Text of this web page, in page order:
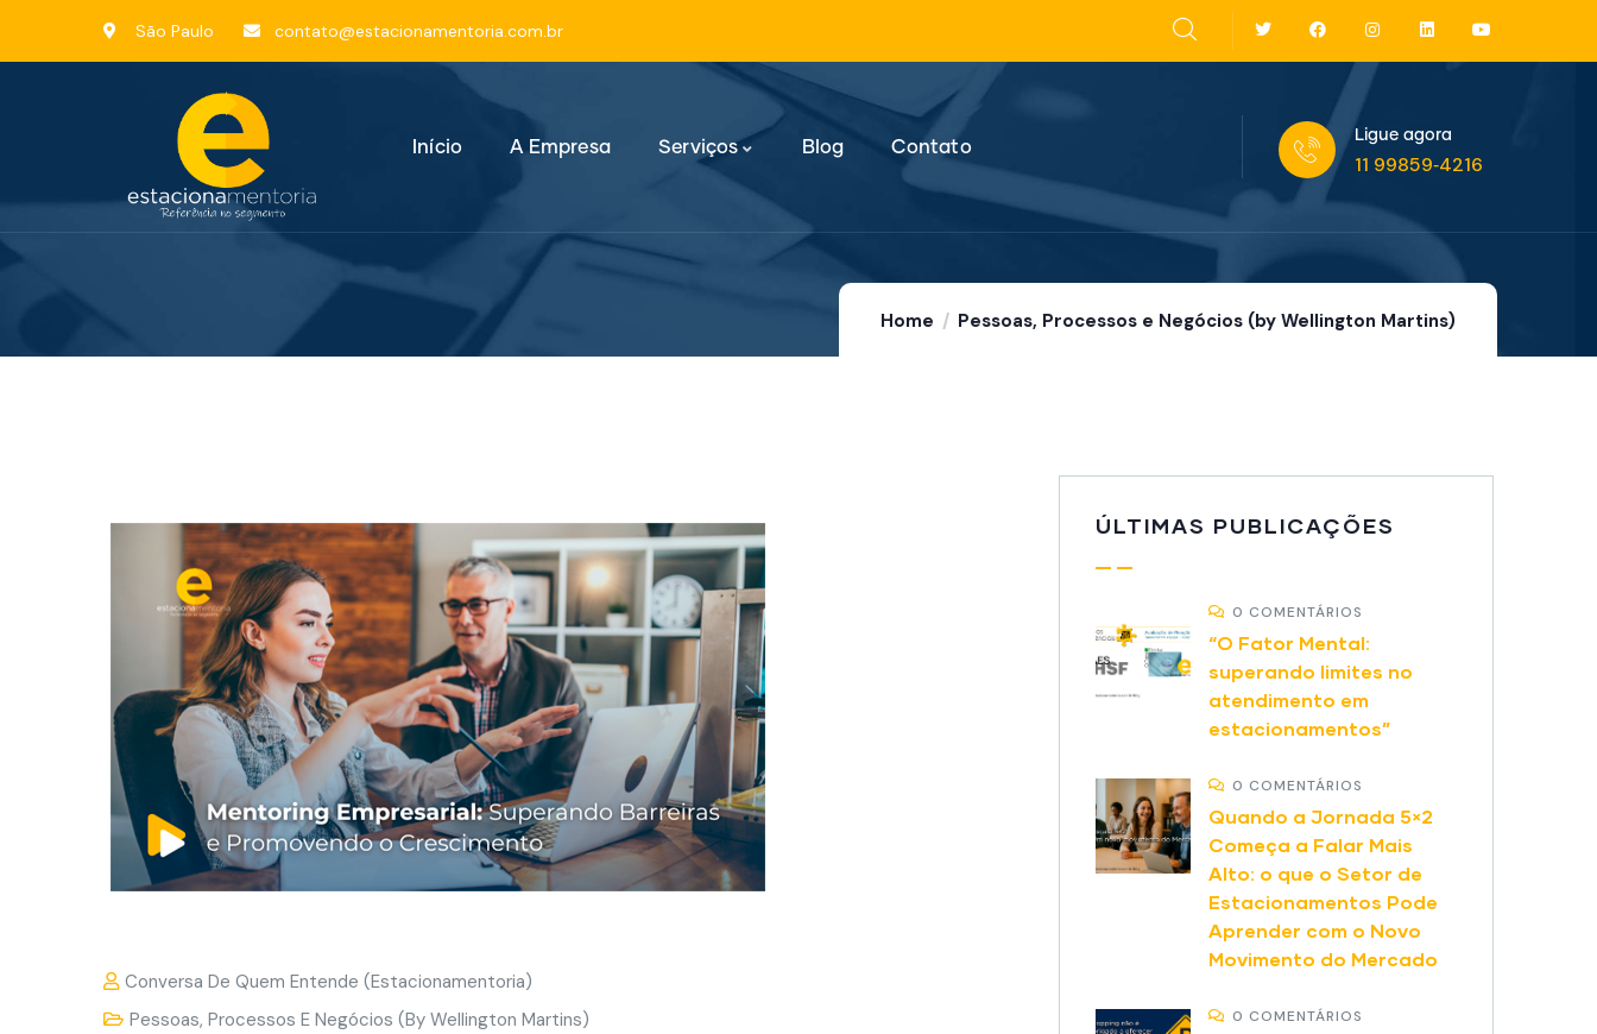
São Paulo contato@estacionamentoria.com.br
Início A Empresa Serviços Blog Contato
Ligue agora
11 99859‑4216‬
Home Pessoas, Processos e Negócios (by Wellington Martins)
Conversa De Quem Entende (Estacionamentoria)
Pessoas, Processos E Negócios (by Wellington Martins)
ÚLTIMAS PUBLICAÇÕES
0 COMENTÁRIOS
“O Fator Mental:
superando limites no
atendimento em
estacionamentos”
0 COMENTÁRIOS
Quando a Jornada 5×2
Começa a Falar Mais
Alto: o que o Setor de
Estacionamentos Pode
Aprender com o Novo
Movimento do Mercado
0 COMENTÁRIOS